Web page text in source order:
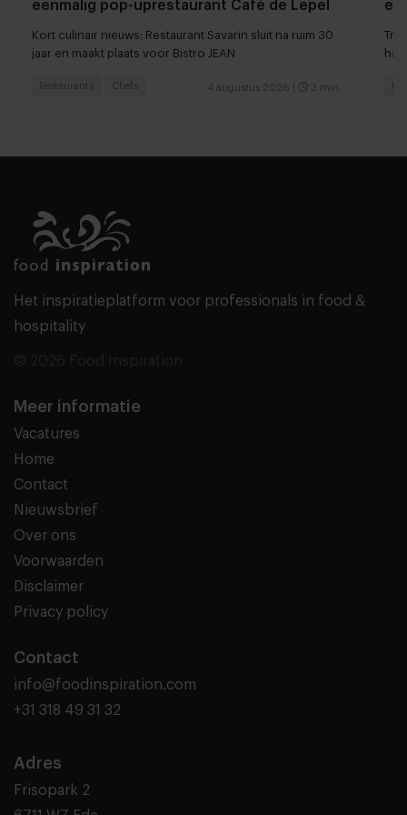
eenmalig pop-uprestaurant Café de Lepel
Kort culinair nieuws: Restaurant Savarin sluit na ruim 30
jaar en maakt plaats voor Bistro JEAN
4 augustus 2026 3 min
Restaurants Chefs
Het inspiratieplatform voor professionals in food &
hospitality
Meer informatie
Vacatures
Home
Contact
Nieuwsbrief
Over ons
Voorwaarden
Disclaimer
Privacy policy
Contact
info@foodinspiration.com
+31 318 49 31 32
Adres
Frisopark 2